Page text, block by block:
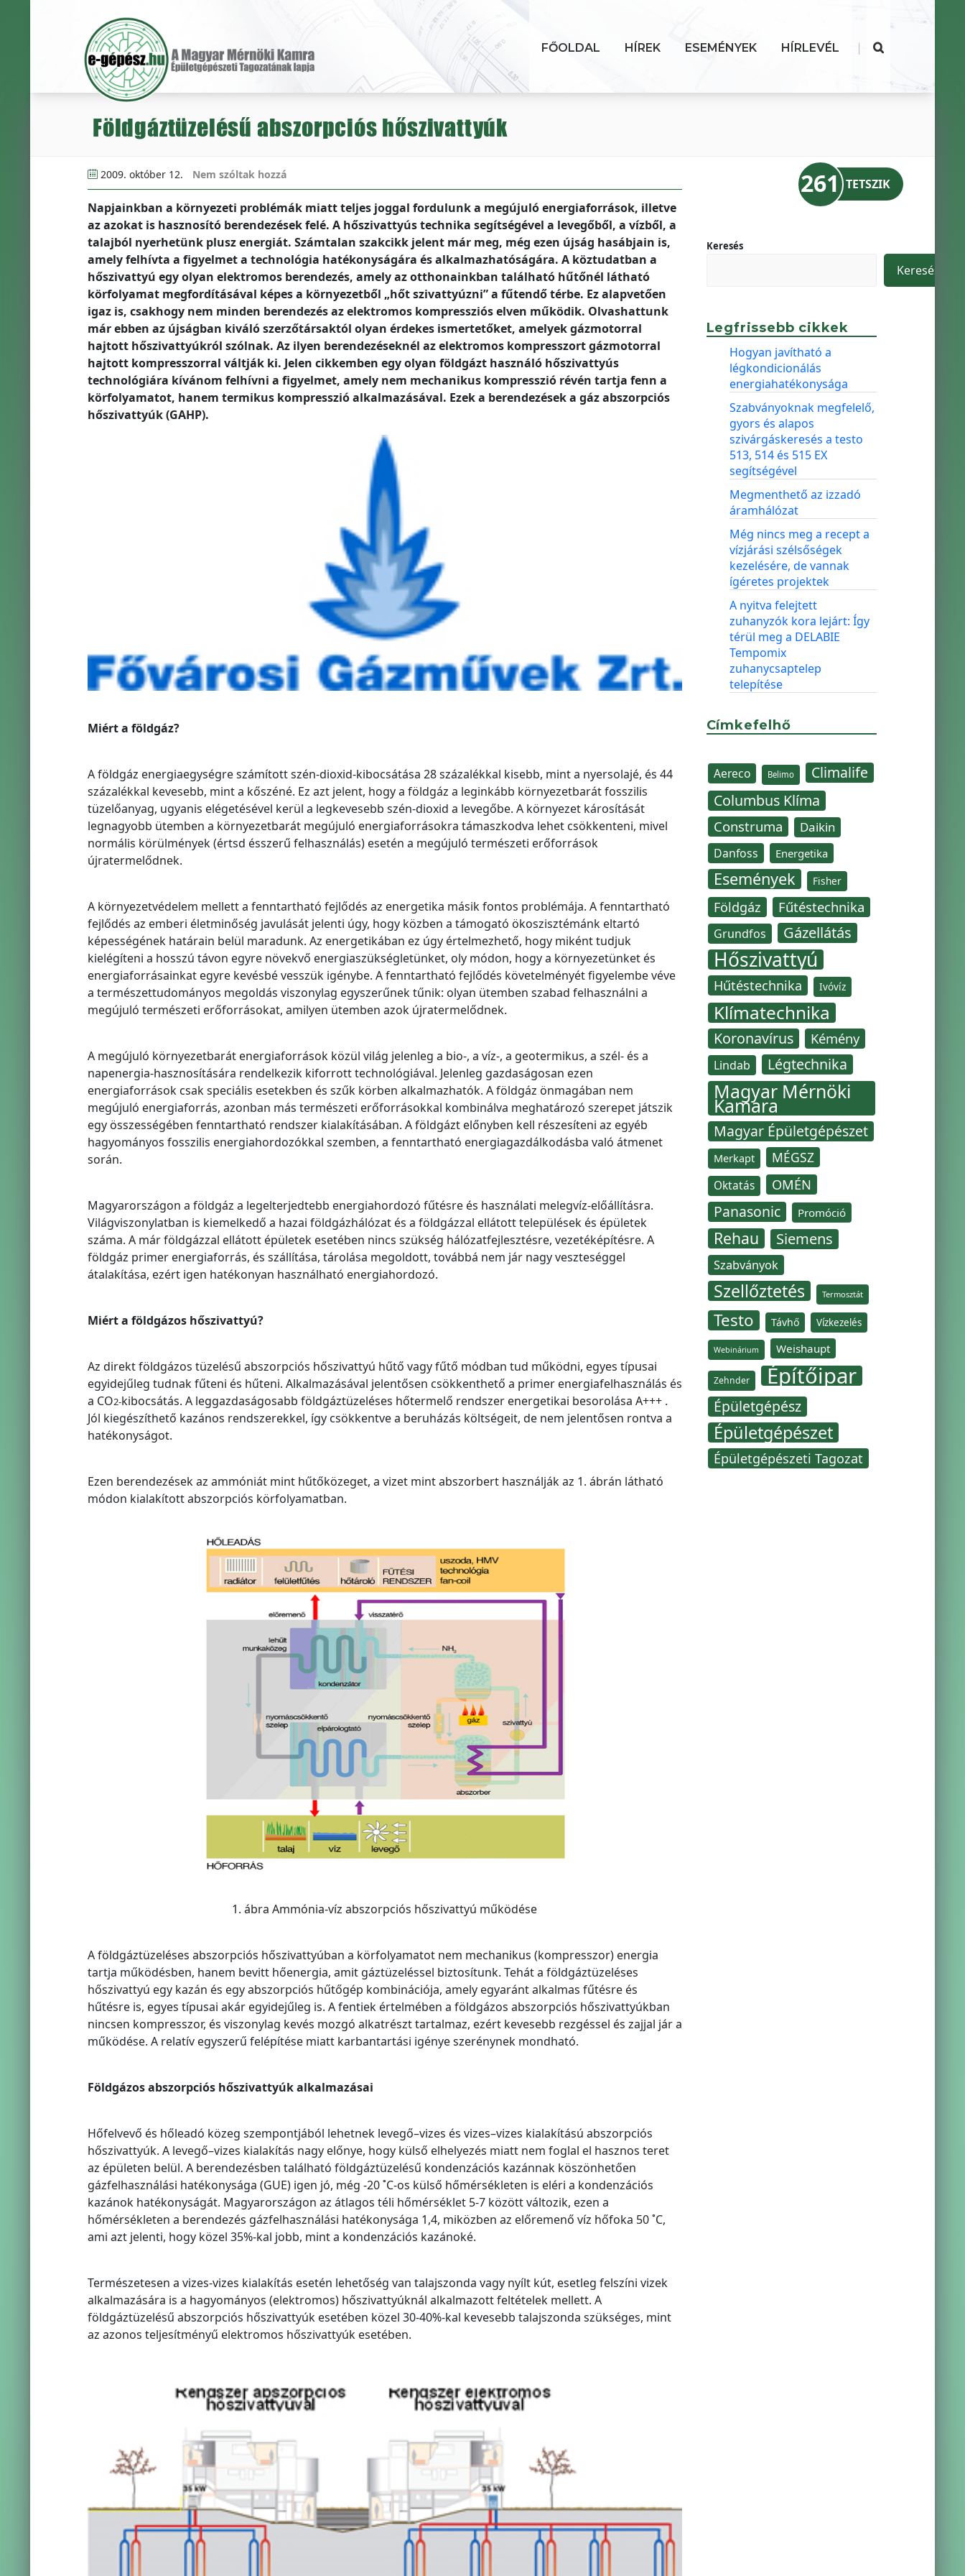
FŐOLDAL HÍREK ESEMÉNYEK HÍRLEVÉL |
Földgáztüzelésű abszorpciós hőszivattyúk
2009. október 12. Nem szóltak hozzá
Napjainkban a környezeti problémák miatt teljes joggal fordulunk a megújuló energiaforrások, illetve
az azokat is hasznosító berendezések felé. A hőszivattyús technika segítségével a levegőből, a vízből, a
talajból nyerhetünk plusz energiát. Számtalan szakcikk jelent már meg, még ezen újság hasábjain is,
amely felhívta a figyelmet a technológia hatékonyságára és alkalmazhatóságára. A köztudatban a
hőszivattyú egy olyan elektromos berendezés, amely az otthonainkban található hűtőnél látható
körfolyamat megfordításával képes a környezetből „hőt szivattyúzni” a fűtendő térbe. Ez alapvetően
igaz is, csakhogy nem minden berendezés az elektromos kompressziós elven működik. Olvashattunk
már ebben az újságban kiváló szerzőtársaktól olyan érdekes ismertetőket, amelyek gázmotorral
hajtott hőszivattyúkról szólnak. Az ilyen berendezéseknél az elektromos kompresszort gázmotorral
hajtott kompresszorral váltják ki. Jelen cikkemben egy olyan földgázt használó hőszivattyús
technológiára kívánom felhívni a figyelmet, amely nem mechanikus kompresszió révén tartja fenn a
körfolyamatot, hanem termikus kompresszió alkalmazásával. Ezek a berendezések a gáz abszorpciós
hőszivattyúk (GAHP).
Miért a földgáz?
A földgáz energiaegységre számított szén-dioxid-kibocsátása 28 százalékkal kisebb, mint a nyersolajé, és 44
százalékkal kevesebb, mint a kőszéné. Ez azt jelent, hogy a földgáz a leginkább környezetbarát fosszilis
tüzelőanyag, ugyanis elégetésével kerül a legkevesebb szén-dioxid a levegőbe. A környezet károsítását
legnagyobb ütemben a környezetbarát megújuló energiaforrásokra támaszkodva lehet csökkenteni, mivel
normális körülmények (értsd ésszerű felhasználás) esetén a megújuló természeti erőforrások
újratermelődnek.
A környezetvédelem mellett a fenntartható fejlődés az energetika másik fontos problémája. A fenntartható
fejlődés az emberi életminőség javulását jelenti úgy, hogy közben a támogató ökoszisztémánk eltartó
képességének határain belül maradunk. Az energetikában ez úgy értelmezhető, hogy miként tudjuk
kielégíteni a hosszú távon egyre növekvő energiaszükségletünket, oly módon, hogy a környezetünket és
energiaforrásainkat egyre kevésbé vesszük igénybe. A fenntartható fejlődés követelményét figyelembe véve
a természettudományos megoldás viszonylag egyszerűnek tűnik: olyan ütemben szabad felhasználni a
megújuló természeti erőforrásokat, amilyen ütemben azok újratermelődnek.
A megújuló környezetbarát energiaforrások közül világ jelenleg a bio-, a víz-, a geotermikus, a szél- és a
napenergia-hasznosítására rendelkezik kiforrott technológiával. Jelenleg gazdaságosan ezen
energiaforrások csak speciális esetekben és szűk körben alkalmazhatók. A földgáz önmagában nem
megújuló energiaforrás, azonban más természeti erőforrásokkal kombinálva meghatározó szerepet játszik
egy összességében fenntartható rendszer kialakításában. A földgázt előnyben kell részesíteni az egyéb
hagyományos fosszilis energiahordozókkal szemben, a fenntartható energiagazdálkodásba való átmenet
során.
Magyarországon a földgáz a legelterjedtebb energiahordozó fűtésre és használati melegvíz-előállításra.
Világviszonylatban is kiemelkedő a hazai földgázhálózat és a földgázzal ellátott települések és épületek
száma. A már földgázzal ellátott épületek esetében nincs szükség hálózatfejlesztésre, vezetéképítésre. A
földgáz primer energiaforrás, és szállítása, tárolása megoldott, továbbá nem jár nagy veszteséggel
átalakítása, ezért igen hatékonyan használható energiahordozó.
Miért a földgázos hőszivattyú?
Az direkt földgázos tüzelésű abszorpciós hőszivattyú hűtő vagy fűtő módban tud működni, egyes típusai
egyidejűleg tudnak fűteni és hűteni. Alkalmazásával jelentősen csökkenthető a primer energiafelhasználás és
a CO2-kibocsátás. A leggazdaságosabb földgáztüzeléses hőtermelő rendszer energetikai besorolása A+++ .
Jól kiegészíthető kazános rendszerekkel, így csökkentve a beruházás költségeit, de nem jelentősen rontva a
hatékonyságot.
Ezen berendezések az ammóniát mint hűtőközeget, a vizet mint abszorbert használják az 1. ábrán látható
módon kialakított abszorpciós körfolyamatban.
1. ábra Ammónia-víz abszorpciós hőszivattyú működése
A földgáztüzeléses abszorpciós hőszivattyúban a körfolyamatot nem mechanikus (kompresszor) energia
tartja működésben, hanem bevitt hőenergia, amit gáztüzeléssel biztosítunk. Tehát a földgáztüzeléses
hőszivattyú egy kazán és egy abszorpciós hűtőgép kombinációja, amely egyaránt alkalmas fűtésre és
hűtésre is, egyes típusai akár egyidejűleg is. A fentiek értelmében a földgázos abszorpciós hőszivattyúkban
nincsen kompresszor, és viszonylag kevés mozgó alkatrészt tartalmaz, ezért kevesebb rezgéssel és zajjal jár a
működése. A relatív egyszerű felépítése miatt karbantartási igénye szerénynek mondható.
Földgázos abszorpciós hőszivattyúk alkalmazásai
Hőfelvevő és hőleadó közeg szempontjából lehetnek levegő–vizes és vizes–vizes kialakítású abszorpciós
hőszivattyúk. A levegő–vizes kialakítás nagy előnye, hogy külső elhelyezés miatt nem foglal el hasznos teret
az épületen belül. A berendezésben található földgáztüzelésű kondenzációs kazánnak köszönhetően
gázfelhasználási hatékonysága (GUE) igen jó, még -20 ˚C-os külső hőmérsékleten is eléri a kondenzációs
kazánok hatékonyságát. Magyarországon az átlagos téli hőmérséklet 5-7 között változik, ezen a
hőmérsékleten a berendezés gázfelhasználási hatékonysága 1,4, miközben az előremenő víz hőfoka 50 ˚C,
ami azt jelenti, hogy közel 35%-kal jobb, mint a kondenzációs kazánoké.
Természetesen a vizes-vizes kialakítás esetén lehetőség van talajszonda vagy nyílt kút, esetleg felszíni vizek
alkalmazására is a hagyományos (elektromos) hőszivattyúknál alkalmazott feltételek mellett. A
földgáztüzelésű abszorpciós hőszivattyúk esetében közel 30-40%-kal kevesebb talajszonda szükséges, mint
az azonos teljesítményű elektromos hőszivattyúk esetében.
261 TETSZIK
Keresés
Keresés
Legfrissebb cikkek
Hogyan javítható a
légkondicionálás
energiahatékonysága
Szabványoknak megfelelő,
gyors és alapos
szivárgáskeresés a testo
513, 514 és 515 EX
segítségével
Megmenthető az izzadó
áramhálózat
Még nincs meg a recept a
vízjárási szélsőségek
kezelésére, de vannak
ígéretes projektek
A nyitva felejtett
zuhanyzók kora lejárt: Így
térül meg a DELABIE
Tempomix
zuhanycsaptelep
telepítése
Címkefelhő
Aereco Belimo
Climalife
Columbus Klíma
Construma Daikin
Danfoss Energetika
Események Fisher
Földgáz Fűtéstechnika
Grundfos Gázellátás
Hőszivattyú
Hűtéstechnika Ivóvíz
Klímatechnika
Koronavírus Kémény
Lindab Légtechnika
Magyar Mérnöki
Kamara
Magyar Épületgépészet
Merkapt MÉGSZ
Oktatás OMÉN
Panasonic Promóció
Rehau Siemens
Szabványok
Szellőztetés Termosztát
Testo Távhő Vízkezelés
Webinárium Weishaupt
Zehnder Építőipar
Épületgépész
Épületgépészet
Épületgépészeti Tagozat